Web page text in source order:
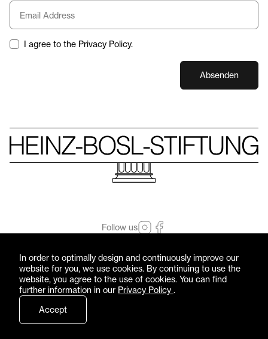
I agree to the Privacy Policy.
Absenden
Follow us
ImprintPrivacy Policy
In order to optimally design and continuously improve our
website for you, we use cookies. By continuing to use the
website, you agree to the use of cookies. You can find
further information in our Privacy Policy .
Accept